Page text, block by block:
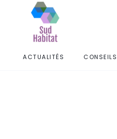
ACTUALITÉS CONSEILS